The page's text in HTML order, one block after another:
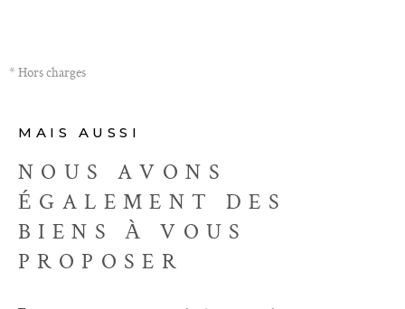
* Hors charges
MAIS AUSSI
NOUS AVONS
ÉGALEMENT DES
BIENS À VOUS
PROPOSER